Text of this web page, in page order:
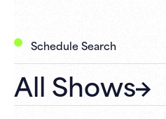
Schedule Search
All Shows